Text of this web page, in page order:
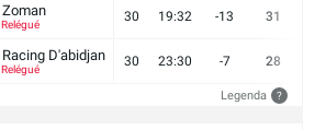
Zoman
Relégué
30 19:32 -13 31
Racing D'abidjan
Relégué
30 23:30 -7 28
Legenda ?